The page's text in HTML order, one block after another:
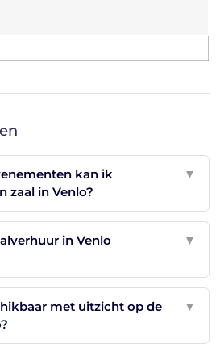
kan ik
zaal in Venlo?
▼
in Venlo
▼
met uitzicht op de
▼